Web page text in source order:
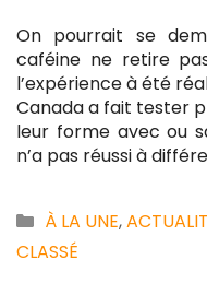
On pourrait se
caféine ne retire
l’expérience à été
Canada a fait tester
leur forme avec ou
n’a pas réussi à
Catégories
À LA UNE,
CLASSÉ